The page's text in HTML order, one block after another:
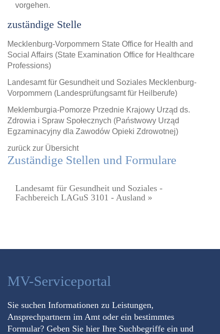
vorgehen.
zuständige Stelle
Mecklenburg-Vorpommern State Office for Health and
Social Affairs (State Examination Office for Healthcare
Professions)
Landesamt für Gesundheit und Soziales Mecklenburg-
Vorpommern (Landesprüfungsamt für Heilberufe)
Meklemburgia-Pomorze Przednie Krajowy Urząd ds.
Zdrowia i Spraw Społecznych (Państwowy Urząd
Egzaminacyjny dla Zawodów Opieki Zdrowotnej)
zurück zur Übersicht
Zuständige Stellen und Formulare
Landesamt für Gesundheit und Soziales -
Fachbereich LAGuS 3101 - Ausland »
MV-Serviceportal
Sie suchen Informationen zu Leistungen,
Ansprechpartnern im Amt oder ein bestimmtes
Formular? Geben Sie hier Ihre Suchbegriffe ein und